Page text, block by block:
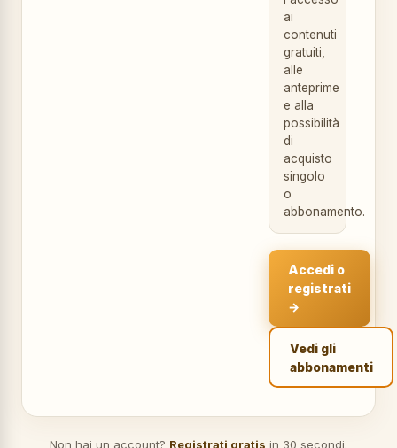
ai
contenuti
gratuiti,
alle
anteprime
e alla
possibilità
di
acquisto
singolo
o
abbonamento.
Accedi o
registrati
→
Vedi gli
abbonamenti
Non hai un account? Registrati gratis in 30 secondi.